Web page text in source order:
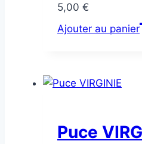
5,00 €
Ajouter au panier
Puce